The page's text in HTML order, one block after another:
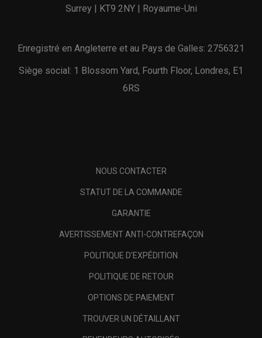
Surrey | KT9 2NY | Royaume-Uni
Enregistré en Angleterre et au Pays de Galles: 2756321
Siège social: 1 Blossom Yard, Fourth Floor, Londres, E1
6RS
NOUS CONTACTER
STATUT DE LA COMMANDE
GARANTIE
AVERTISSEMENT ANTI-CONTREFAÇON
POLITIQUE D'EXPÉDITION
POLITIQUE DE RETOUR
OPTIONS DE PAIEMENT
TROUVER UN DÉTAILLANT